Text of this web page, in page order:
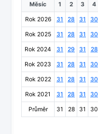
Měsíc 1 2 3 4
Rok 2026 31 28 31 30
Rok 2025 31 28 31 30
Rok 2024 31 29 31 28
Rok 2023 31 28 31 30
Rok 2022 31 28 31 30
Rok 2021 31 28 31 30
Průměr 31 28 31 30